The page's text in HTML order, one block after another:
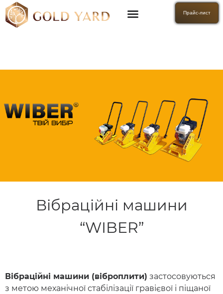
Прайс-лист
Вібраційні машини
“WIBER”
Вібраційні машини (віброплити) застосовуються
з метою механічної стабілізації гравієвої і піщаної